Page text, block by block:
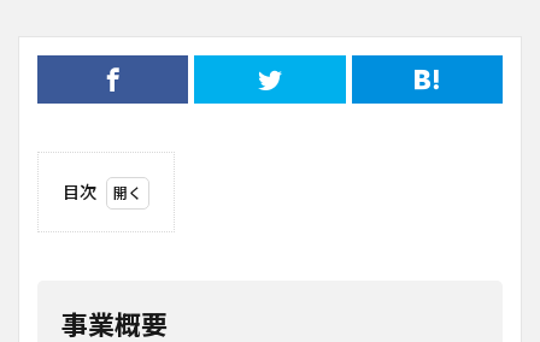
目次
ビジ
事業概要